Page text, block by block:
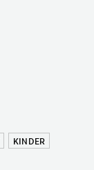
KINDER